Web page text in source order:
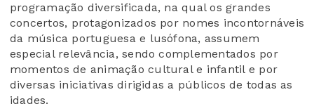
programação diversificada, na qual os grandes
concertos, protagonizados por nomes incontornáveis
da música portuguesa e lusófona, assumem
especial relevância, sendo complementados por
momentos de animação cultural e infantil e por
diversas iniciativas dirigidas a públicos de todas as
idades.